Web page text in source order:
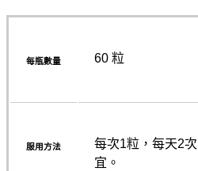
每瓶數量 60 粒
服用方法
每次1粒，每天2
宜。